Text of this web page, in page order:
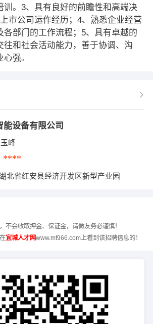
训。3、具有良好的前瞻性和高端决
市公司运作经历；4、熟悉企业经营
各部门的工作流程；5、具有卓越的
往和社会活动能力，善于协调、沟
强。
能设备有限公司
峰
****
北省红安县经济开发区新型产业园
不会收取押金、保证金，请微友务必谨慎！
宜城人才网www.mf966.com上看到该招聘信息的！